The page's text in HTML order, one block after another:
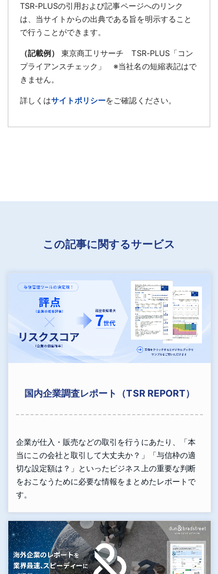
TSR-PLUSの引用および記事ページへのリンク
は、当サイトからの出典である旨を明示すること
で行うことができます。
（記載例）
東京商工リサーチ TSR-PLUS「コン
プライアンスチェック」 ※当社名の短縮表記はで
きません。
詳しくはサイトポリシーをご確認ください。
この記事に関するサービス
国内企業調査レポート（TSR REPORT）
企業が仕入・販売などの取引を行うにあたり、「本
当にこの会社と取引して大丈夫か？」「与信枠の適
切な設定額は？」といったビジネス上の重要な判断
をおこなうために必要な情報をまとめたレポートで
す。